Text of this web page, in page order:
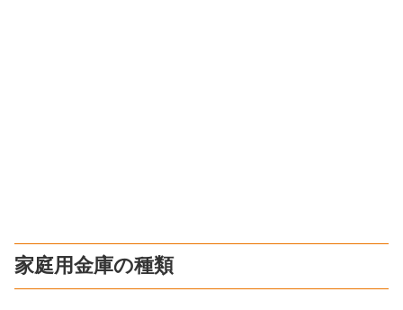
家庭用金庫の種類